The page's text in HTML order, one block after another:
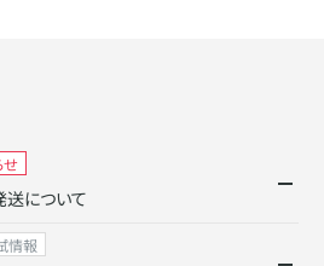
せ
について
8月16日(日)
情報